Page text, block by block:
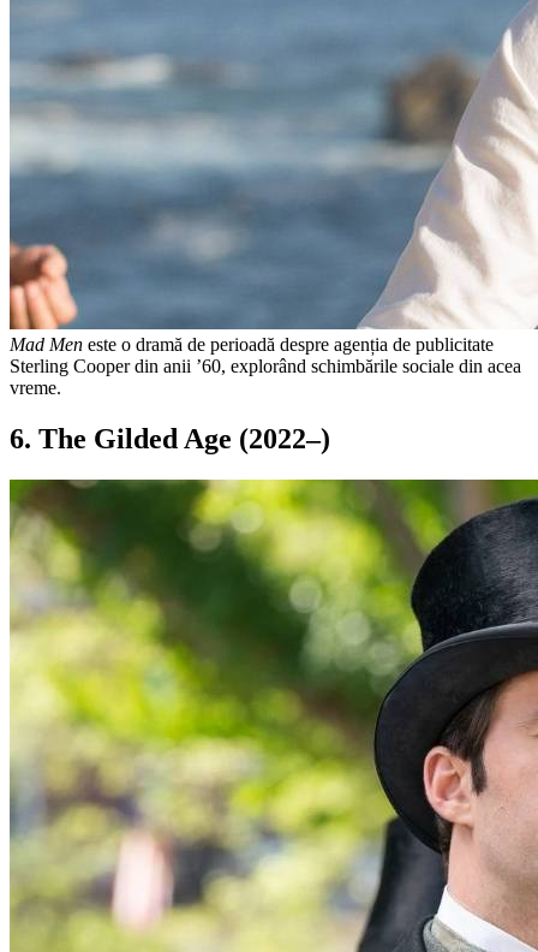
Mad Men este o dramă de perioadă despre agenția de publicitate
Sterling Cooper din anii ’60, explorând schimbările sociale din acea
vreme.
6. The Gilded Age (2022–)